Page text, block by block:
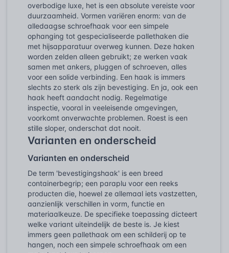
overbodige luxe, het is een absolute vereiste voor
duurzaamheid. Vormen variëren enorm: van de
alledaagse schroefhaak voor een simpele
ophanging tot gespecialiseerde pallethaken die
met hijsapparatuur overweg kunnen. Deze haken
worden zelden alleen gebruikt; ze werken vaak
samen met ankers, pluggen of schroeven, alles
voor een solide verbinding. Een haak is immers
slechts zo sterk als zijn bevestiging. En ja, ook een
haak heeft aandacht nodig. Regelmatige
inspectie, vooral in veeleisende omgevingen,
voorkomt onverwachte problemen. Roest is een
stille sloper, onderschat dat nooit.
Varianten en onderscheid
Varianten en onderscheid
De term 'bevestigingshaak' is een breed
containerbegrip; een paraplu voor een reeks
producten die, hoewel ze allemaal iets vastzetten,
aanzienlijk verschillen in vorm, functie en
materiaalkeuze. De specifieke toepassing dicteert
welke variant uiteindelijk de beste is. Je kiest
immers geen pallethaak om een schilderij op te
hangen, noch een simpele schroefhaak om een